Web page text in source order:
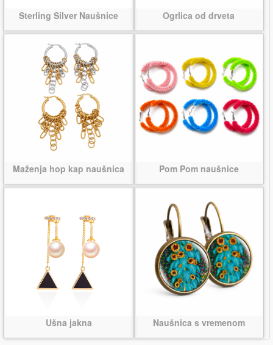
Sterling Silver Naušnice Ogrlica od drveta
Maženja hop kap naušnica Pom Pom naušnice
Ušna jakna Naušnica s vremenom